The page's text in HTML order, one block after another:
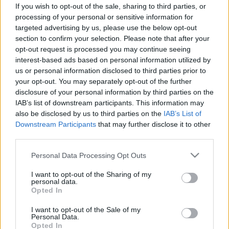
If you wish to opt-out of the sale, sharing to third parties, or
processing of your personal or sensitive information for
targeted advertising by us, please use the below opt-out
section to confirm your selection. Please note that after your
opt-out request is processed you may continue seeing
interest-based ads based on personal information utilized by
us or personal information disclosed to third parties prior to
your opt-out. You may separately opt-out of the further
disclosure of your personal information by third parties on the
IAB’s list of downstream participants. This information may
also be disclosed by us to third parties on the IAB’s List of
Downstream Participants that may further disclose it to other
Please note that this website/app uses one or more Google
not limited to your visit or usage behaviour. You may click to
grant or deny consent to Google and its third-party tags to
use your data for below specified purposes in below Google
consent section.
Personal Data Processing Opt Outs
I want to opt-out of the Sharing of my
personal data.
Opted In
I want to opt-out of the Sale of my
Personal Data.
Opted In
Betegségek
2013. szeptember 16. 10:50
Módosítva: 2015. november 04. 13:49
Megosztás
Küldés Küldés Messengeren
Egészségkalauz
idegrendszeri betegséggel, szklerózis multiplex
kórral élőknek, a mindennapos stresszhez pedig
hozzájárul a munkahely elvesztése, az anyagi
kiszolgáltatottság, az elszigetelődés is, ezért